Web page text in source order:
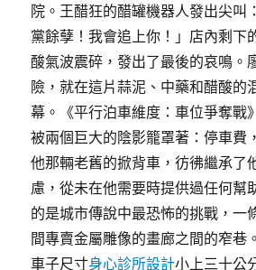
院。王醋狂的醋罐機器人發出尖叫
黨餘孽！我會追上你！」店內剩下
酸氣波震碎，發出了最後的哀鳴。
險，就在這片蒜泥、中藥和醋酸的
幕。《平行泊車維度：車位爭奪戰
被兩個巨大的陰影籠罩著：停車費
他那輛老舊的掀背車，彷彿繼承了
慮，從未在他需要時提供過任何幫
的是城市傳說中最恐怖的挑戰，一
間專賣金屬雕像的畫廊之間的窄巷
車子尺寸身心診所設計小上三十公